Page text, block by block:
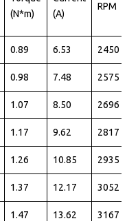
(N*m)
(A)
RPM
0.89 6.53 2450
0.98 7.48 2575
1.07 8.50 2696
1.17 9.62 2817
1.26 10.85 2935
1.37 12.17 3052
1.47 13.62 3167